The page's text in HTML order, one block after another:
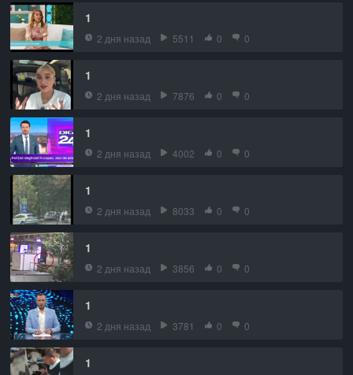
1
2 дня назад 5511 0 0
1
2 дня назад 7876 0 0
1
2 дня назад 4002 0 0
1
2 дня назад 8033 0 0
1
2 дня назад 3856 0 0
1
2 дня назад 3781 0 0
1